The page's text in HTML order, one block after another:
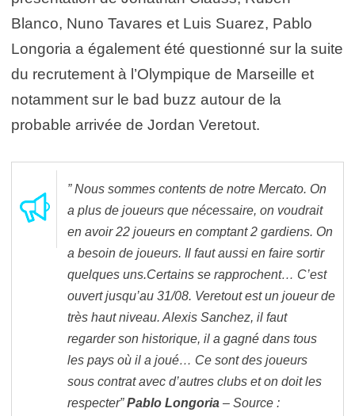
Blanco, Nuno Tavares et Luis Suarez, Pablo
Longoria a également été questionné sur la suite
du recrutement à l’Olympique de Marseille et
notamment sur le bad buzz autour de la
probable arrivée de Jordan Veretout.
” Nous sommes contents de notre Mercato. On
a plus de joueurs que nécessaire, on voudrait
en avoir 22 joueurs en comptant 2 gardiens. On
a besoin de joueurs. Il faut aussi en faire sortir
quelques uns.Certains se rapprochent… C’est
ouvert jusqu’au 31/08. Veretout est un joueur de
très haut niveau. Alexis Sanchez, il faut
regarder son historique, il a gagné dans tous
les pays où il a joué… Ce sont des joueurs
sous contrat avec d’autres clubs et on doit les
respecter”Pablo Longoria – Source :